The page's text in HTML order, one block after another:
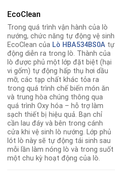
EcoClean
Trong quá trình vận hành của lò
nướng, chức năng tự động vệ sinh
EcoClean của Lò HBA534BS0A tự
động diễn ra trong lò. Thành của
lò được phủ một lớp đặt biệt (hại
vi gốm) tự động hấp thụ hơi dầu
mỡ, các tạp chất khác tỏa ra
trong quá trình chế biến món ăn
và trung hòa chúng thông qua
quá trình Oxy hóa – hỗ trợ làm
sạch thiết bị hiệu quả. Bạn chỉ
cần lau đáy và bên trong cánh
cửa khi vệ sinh lò nướng. Lớp phủ
lót lò này sẽ tự động tái sinh sau
mỗi lần làm nóng lò và trong suốt
một chu kỳ hoạt động của lò.